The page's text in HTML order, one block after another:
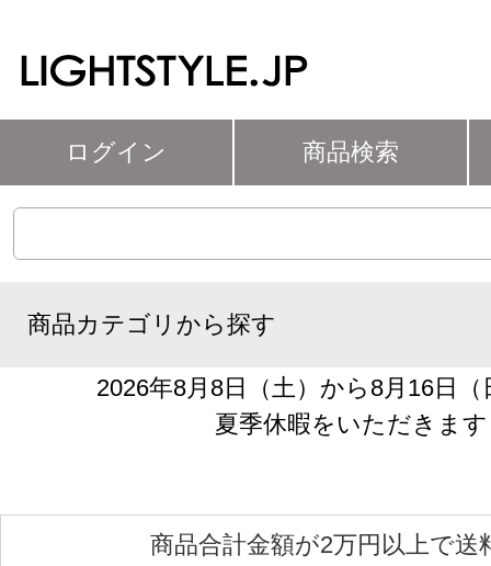
ログイン 商品検索
商品カテゴリから探す
2026年8月8日（土）から8月16日
夏季休暇をいただきます
商品合計金額が2万円以上で送